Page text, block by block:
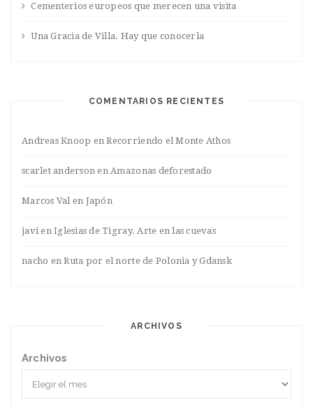
Cementerios europeos que merecen una visita
Una Gracia de Villa. Hay que conocerla
COMENTARIOS RECIENTES
Andreas Knoop enRecorriendo el Monte Athos
scarlet anderson enAmazonas deforestado
Marcos Valen Japón
javienIglesias de Tigray. Arte en las cuevas
nacho enRuta por el norte de Polonia y Gdansk
ARCHIVOS
Archivos